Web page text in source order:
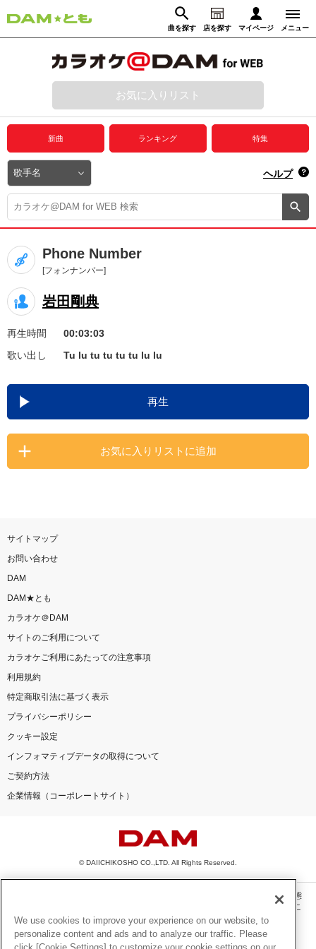
曲を探す 店を探す マイページ メニュー
動画からさがす 録音からさがす
ログイン
プレミアムサービス
DAM★とも動画
DAM★とも録音
カラオケ＠DAM
ユーザー検索
キャンペーン
お知らせ よくあるご質問
DAMの新曲・ランキングなど
カラオケ最新情報をチェック！
お気に入りリスト
新曲 ランキング 特集
ヘルプ
Phone Number
[フォンナンバー]
岩田剛典
再生時間
00:03:03
歌い出し
Tu lu tu tu tu tu lu lu
再生
お気に入りリストに追加
サイトマップ
お問い合わせ
DAM
DAM★とも
カラオケ＠DAM
サイトのご利用について
カラオケご利用にあたっての注意事項
利用規約
特定商取引法に基づく表示
プライバシーポリシー
クッキー設定
インフォマティブデータの取得について
ご契約方法
企業情報（コーポレートサイト）
© DAIICHIKOSHO CO.,LTD. All Rights Reserved.
このサイトに掲載されている一切の文章・画像・写真・動画・音声等を、手段や形態
を問わず、著作権法の定める範囲を超えて無断で複製、転載、ファイル化などするこ
とを禁じます。
楽曲及びコンテンツは、機種によりご利用いただけない場合があります。
We use cookies to improve your experience on our website, to
personalize content and ads and to analyze our traffic. Please